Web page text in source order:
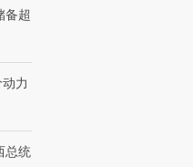
备超
力
总统